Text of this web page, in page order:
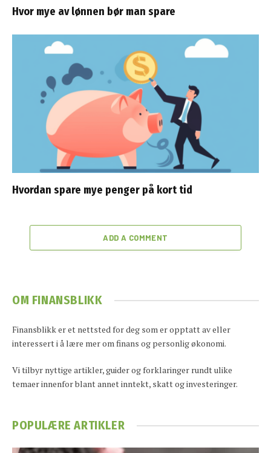
Hvor mye av lønnen bør man spare
Hvordan spare mye penger på kort tid
ADD A COMMENT
OM FINANSBLIKK
Finansblikk er et nettsted for deg som er opptatt av eller
interessert i å lære mer om finans og personlig økonomi.
Vi tilbyr nyttige artikler, guider og forklaringer rundt ulike
temaer innenfor blant annet inntekt, skatt og investeringer.
POPULÆRE ARTIKLER